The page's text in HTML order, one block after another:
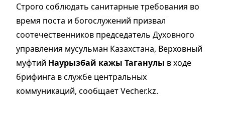
Строго соблюдать санитарные требования во
время поста и богослужений призвал
соотечественников председатель Духовного
управления мусульман Казахстана, Верховный
муфтий Наурызбай кажы Таганулы в ходе
брифинга в службе центральных
коммуникаций, сообщает Vecher.kz.